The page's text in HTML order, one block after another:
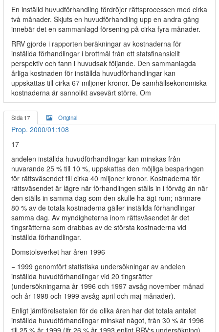
En inställd huvudförhandling fördröjer rättsprocessen med cirka
två månader. Skjuts en huvudförhandling upp en andra gång
innebär det en sammanlagd försening på cirka fyra månader.
RRV gjorde i rapporten beräkningar av kostnaderna för
inställda förhandlingar i brottmål från ett statsfinansiellt
perspektiv och fann i huvudsak följande. Den sammanlagda
årliga kostnaden för inställda huvudförhandlingar kan
uppskattas till cirka 67 miljoner kronor. De samhällsekonomiska
kostnaderna är sannolikt avsevärt större. Om
Sida 17 Original
Prop. 2000/01:108
17
andelen inställda huvudförhandlingar kan minskas från
nuvarande 25 % till 10 %, uppskattas den möjliga besparingen
för rättsväsendet till cirka 40 miljoner kronor. Kostnaderna för
rättsväsendet är lägre när förhandlingen ställs in i förväg än när
den ställs in samma dag som den skulle ha ägt rum; närmare
80 % av de totala kostnaderna gäller inställda förhandlingar
samma dag. Av myndigheterna inom rättsväsendet är det
tingsrätterna som drabbas av de största kostnaderna vid
inställda förhandlingar.
Domstolsverket har åren 1996
− 1999 genomfört statistiska undersökningar av andelen
inställda huvudförhandlingar vid 20 tingsrätter
(undersökningarna år 1996 och 1997 avsåg november månad
och år 1998 och 1999 avsåg april och maj månader).
Enligt jämförelsetalen för de olika åren har det totala antalet
inställda huvudförhandlingar minskat något, från 30 % år 1996
till 25 % år 1999 (jfr 26 % år 1993 enligt RRV:s undersökning).